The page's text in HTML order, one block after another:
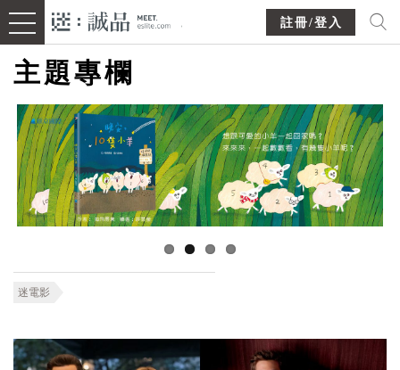
註冊/登入
主題專欄
迷電影